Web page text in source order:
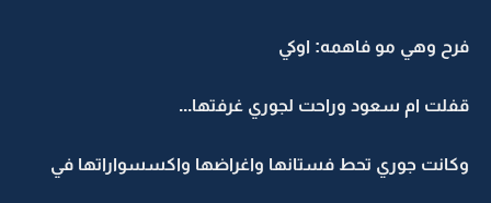
فرح وهي مو فاهمه: اوكي
قفلت ام سعود وراحت لجوري غرفتها...
وكانت جوري تحط فستانها واغراضها واكسسواراتها في